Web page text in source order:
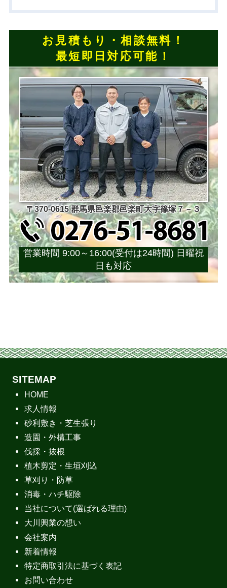
お見積もり・相談無料！
最短即日対応可能！
〒370-0615 群馬県邑楽郡邑楽町大字篠塚７－３
営業時間 9:00～16:00(受付は24時間) 日曜祝
日も対応
SITEMAP
HOME
求人情報
砂利敷き・芝生張り
造園・外構工事
伐採・抜根
植木剪定・生垣刈込
草刈り・防草
消毒・ハチ駆除
当社について(選ばれる理由)
大川興業の想い
会社案内
新着情報
特定商取引法に基づく表記
お問い合わせ